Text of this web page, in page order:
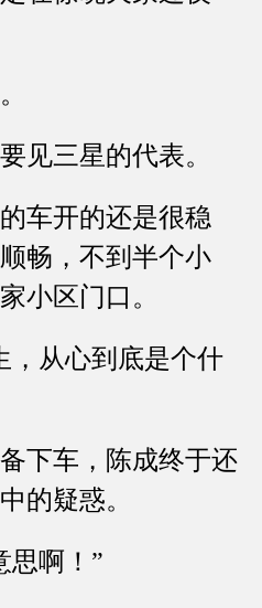
三星的代表。
开的还是很稳
畅，不到半个小
小区门口。
从心到底是个什
车，陈成终于还
的疑惑。
啊！”